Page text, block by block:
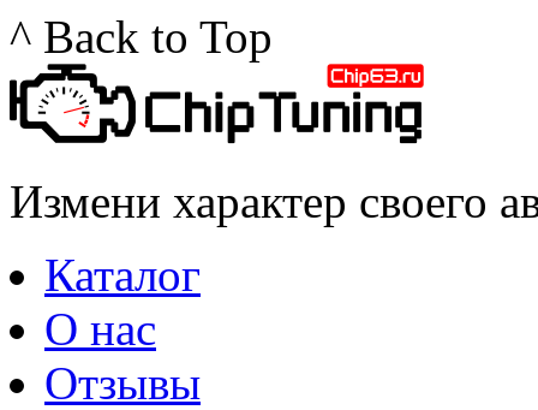
^ Back to Top
Измени характер своего
Каталог
О нас
Отзывы